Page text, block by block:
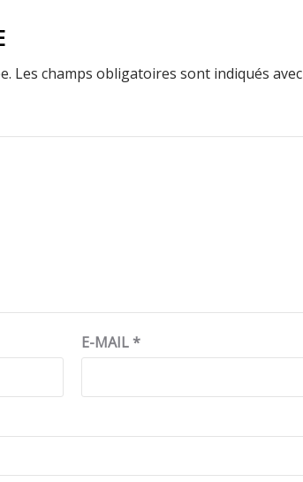
Les champs obligatoires sont indiqués avec
E-MAIL*